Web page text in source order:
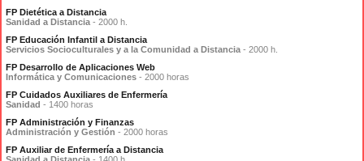
FP Dietética a Distancia
Sanidad a Distancia - 2000 h.
FP Educación Infantil a Distancia
Servicios Socioculturales y a la Comunidad a Distancia - 2000 h.
FP Desarrollo de Aplicaciones Web
Informática y Comunicaciones - 2000 horas
FP Cuidados Auxiliares de Enfermería
Sanidad - 1400 horas
FP Administración y Finanzas
Administración y Gestión - 2000 horas
FP Auxiliar de Enfermería a Distancia